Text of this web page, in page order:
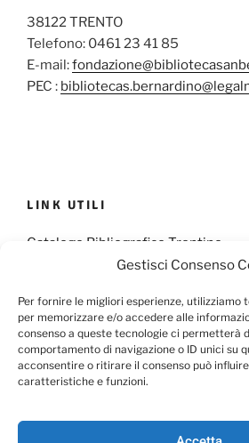
Gestisci Consenso
Per fornire le migliori esperienze, utilizziamo
per memorizzare e/o accedere alle
consenso a queste tecnologie ci permetterà
comportamento di navigazione o ID unici su
acconsentire o ritirare il consenso può
caratteristiche e funzioni.
38122 TRENTO
Telefono: 0461 23 41 85
E-mail:
PEC :
LINK UTILI
Catalogo Bibliografico Trentino
Cookie Policy Privacy Policy